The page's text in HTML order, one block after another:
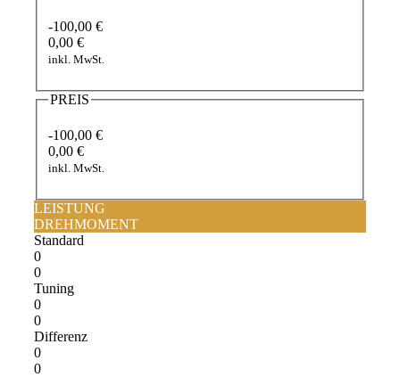
-100,00 €
0,00 €
inkl. MwSt.
PREIS
-100,00 €
0,00 €
inkl. MwSt.
LEISTUNG
DREHMOMENT
Standard
0
0
Tuning
0
0
Differenz
0
0